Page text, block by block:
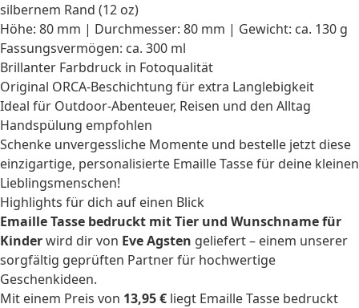
silbernem Rand (12 oz)
Höhe: 80 mm | Durchmesser: 80 mm | Gewicht: ca. 130 g
Fassungsvermögen: ca. 300 ml
Brillanter Farbdruck in Fotoqualität
Original ORCA-Beschichtung für extra Langlebigkeit
Ideal für Outdoor-Abenteuer, Reisen und den Alltag
Handspülung empfohlen
Schenke unvergessliche Momente und bestelle jetzt diese
einzigartige, personalisierte Emaille Tasse für deine kleinen
Lieblingsmenschen!
Highlights für dich auf einen Blick
Emaille Tasse bedruckt mit Tier und Wunschname für
Kinderwird dir von Eve Agsten geliefert – einem unserer
sorgfältig geprüften Partner für hochwertige
Geschenkideen.
Mit einem Preis von 13,95 € liegt Emaille Tasse bedruckt